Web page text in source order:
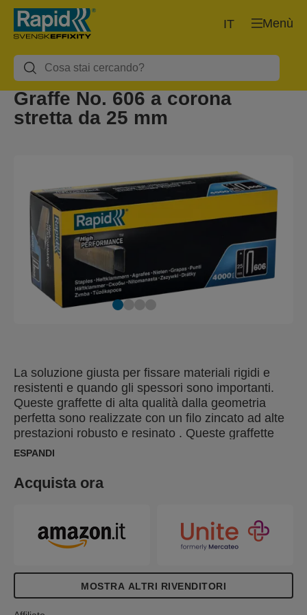
Menù
IT
Graffe No. 606 a corona
stretta da 25 mm
La soluzione giusta per fissare materiali rigidi e
resistenti e quando gli spessori sono importanti.
Queste graffette di alta qualità dalla geometria
perfetta sono realizzate con un filo zincato ad alte
prestazioni robusto e resinato . Queste graffette
sono ideali per il fissaggio di materiali rigidi come
bordi, ecc. La resinatura del filo migliora sia la
penetrazione che la tenuta.
ESPANDI
Acquista ora
MOSTRA ALTRI RIVENDITORI